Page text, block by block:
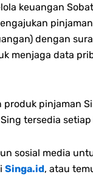
keuangan
dengan
menjaga data
pinjaman
tersedia setiap
sosial media
Singa.id, atau